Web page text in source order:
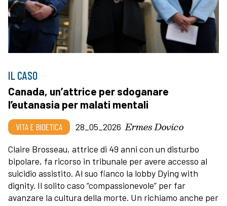
IL CASO
Canada, un’attrice per sdoganare
l’eutanasia per malati mentali
VITA E BIOETICA 28_05_2026 Ermes Dovico
Claire Brosseau, attrice di 49 anni con un disturbo
bipolare, fa ricorso in tribunale per avere accesso al
suicidio assistito. Al suo fianco la lobby Dying with
dignity. Il solito caso “compassionevole” per far
avanzare la cultura della morte. Un richiamo anche per